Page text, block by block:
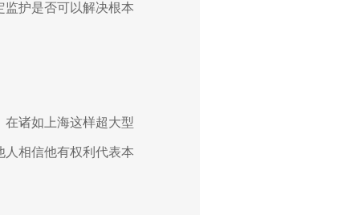
监护是否可以解决根本
在诸如上海这样超大型
相信他有权利代表本